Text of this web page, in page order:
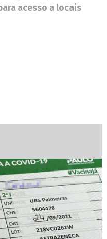
acesso a locais